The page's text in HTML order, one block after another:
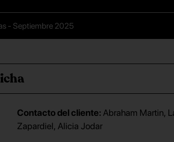
- Septiembre 2025
Contacto del cliente: Abraham Martin,
Zapardiel, Alicia Jodar